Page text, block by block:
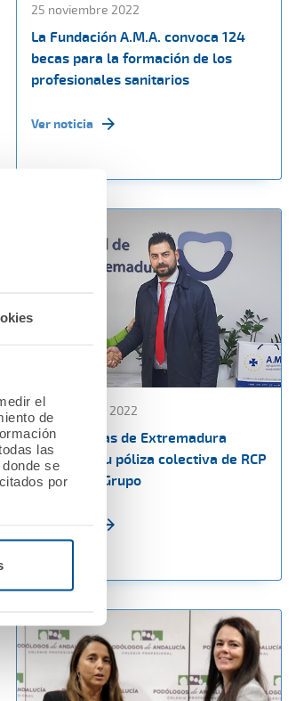
el
de
las
se
por
25 noviembre 2022
La Fundación A.M.A. convoca 124
becas para la formación de los
profesionales sanitarios
Ver noticia
15 noviembre 2022
Los dentistas de Extremadura
renuevan su póliza colectiva de RCP
con A.M.A. Grupo